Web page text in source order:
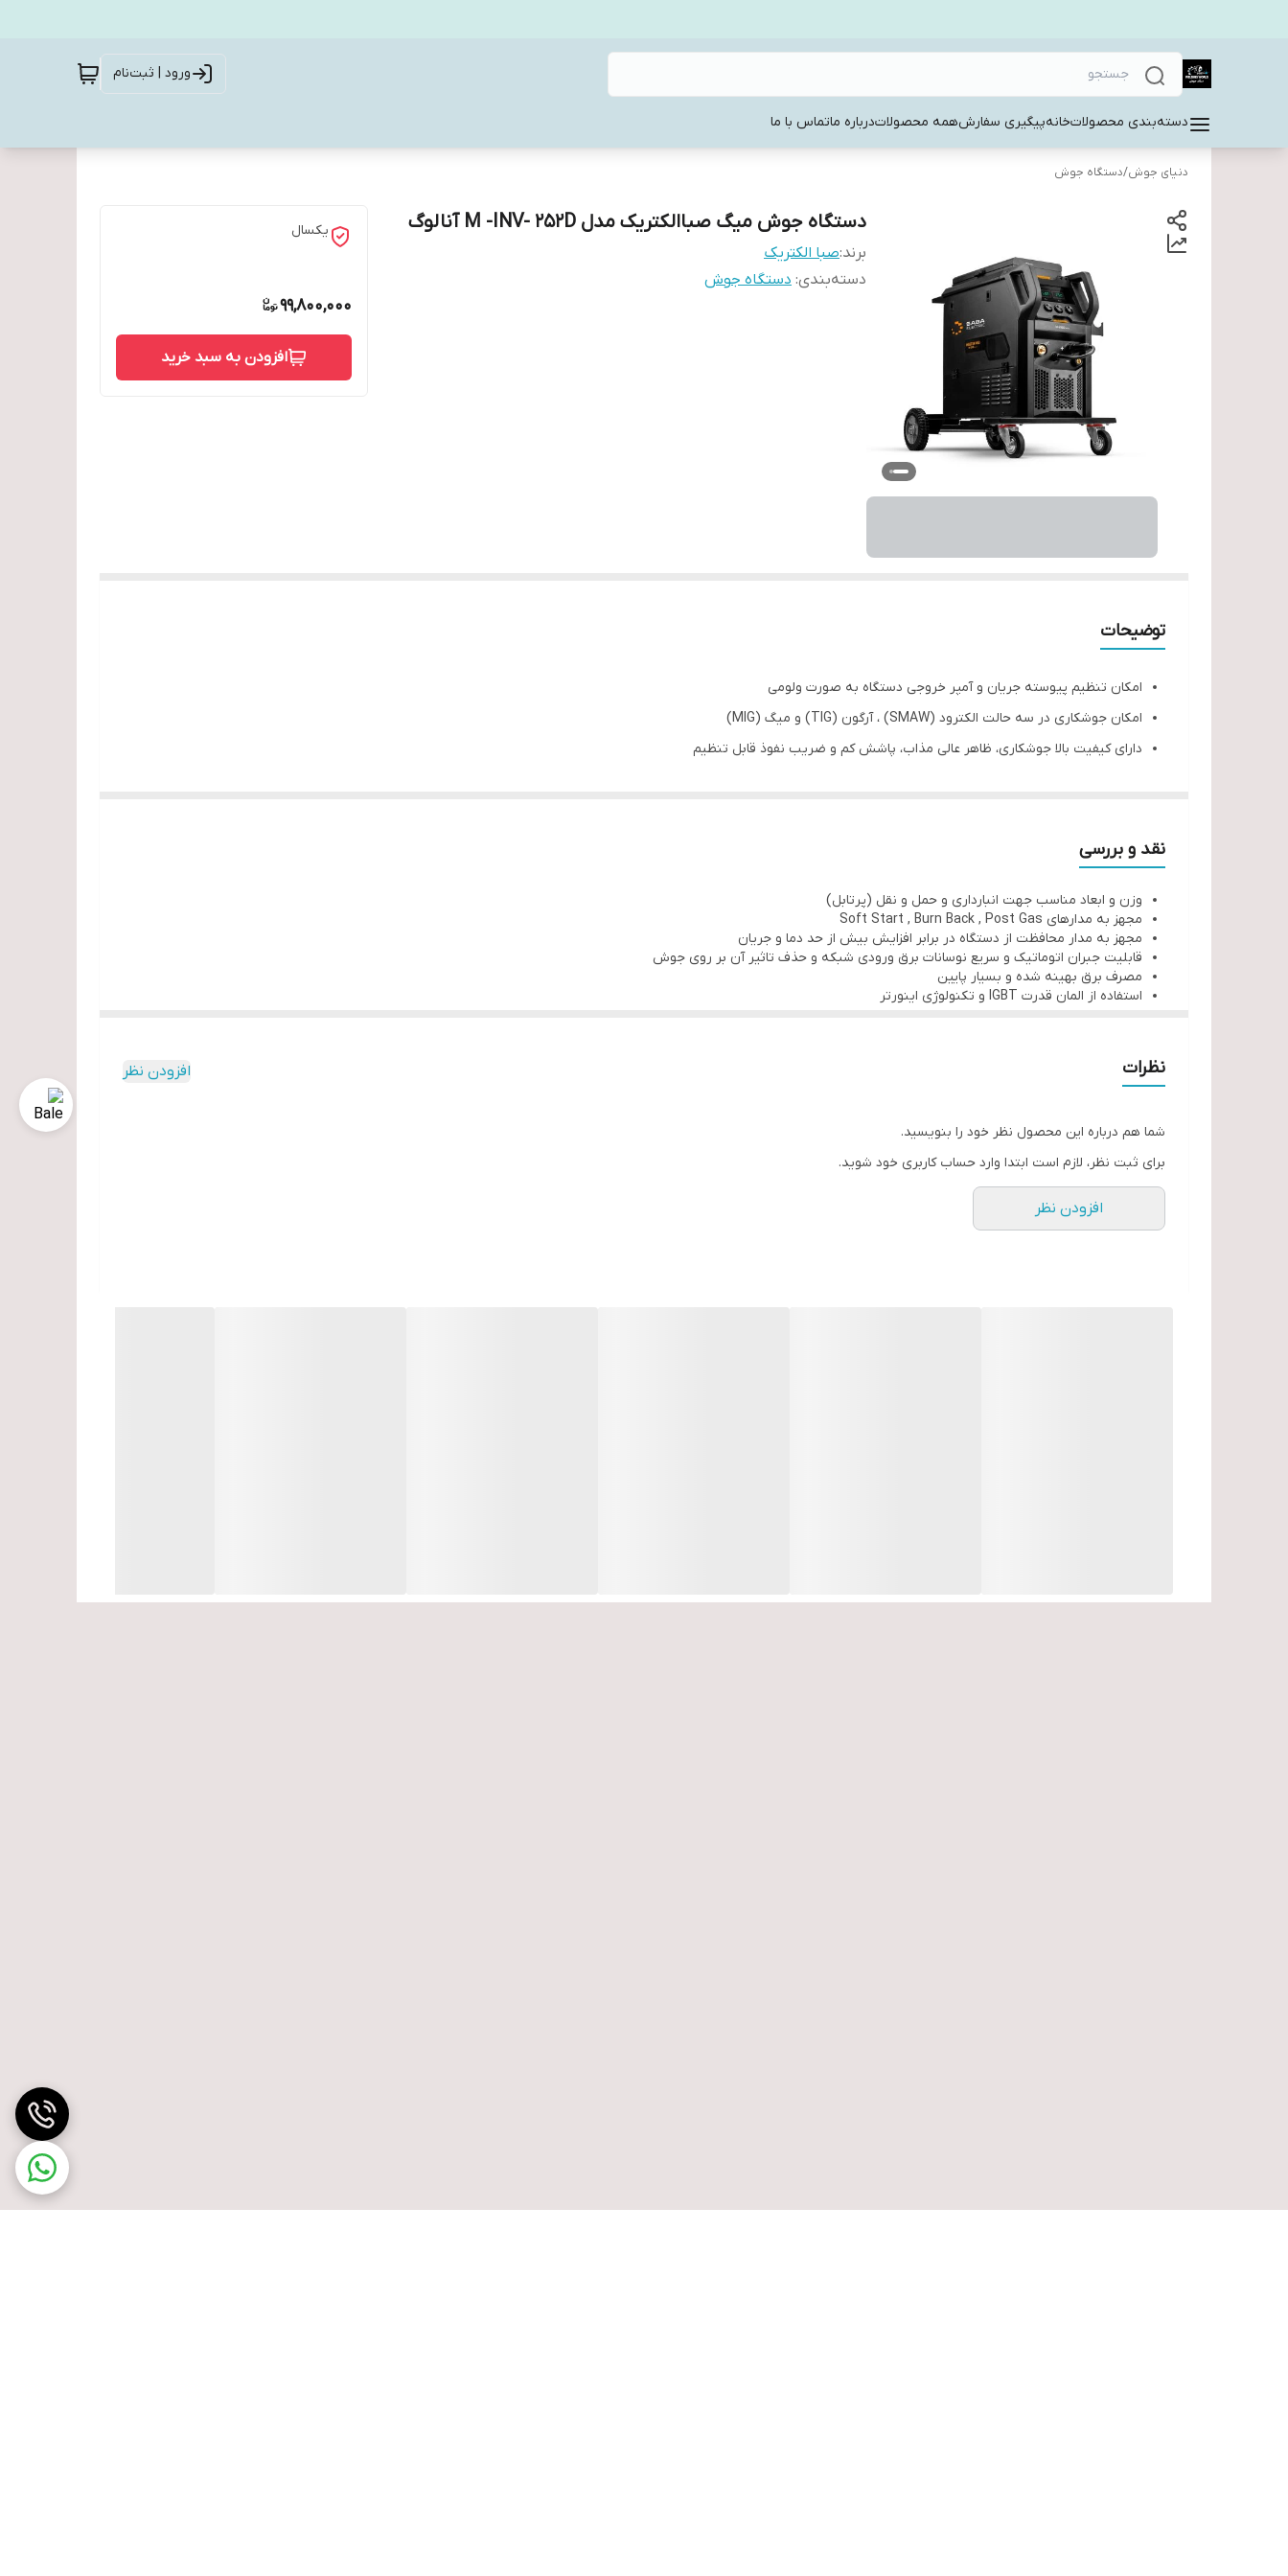
ورود | ثبت‌نام
دسته‌بندی محصولاتخانهپیگیری سفارشهمه محصولاتدرباره ماتماس با ما
دنیای جوش/دستگاه جوش
دستگاه جوش میگ صباالکتریک مدل M -INV- 252D آنالوگ
برند:صبا الکتریک
دسته‌بندی: دستگاه جوش
یکسال
99,800,000
افزودن به سبد خرید
توضیحات
امکان تنظیم پیوسته جریان و آمپر خروجی دستگاه به صورت ولومی
امکان جوشکاری در سه حالت الکترود (SMAW) ، آرگون (TIG) و میگ (MIG)
دارای کیفیت بالا جوشکاری، ظاهر عالی مذاب، پاشش کم و ضریب نفوذ قابل تنظیم
قابلیت کار با برق تکفاز
موتور کشنده پرقدرت سیم
قابلیت حمل کپسول با دستگاه
قابلیت بالا شیفت کاری (Heavy Duty Cycle)
مجهز به نمایشگر دیجیتال ولتاژ و جریان خروجی دستگاه
نقد و بررسی
وزن و ابعاد مناسب جهت انبارداری و حمل و نقل (پرتابل)
مجهز به مدارهای Soft Start , Burn Back , Post Gas
مجهز به مدار محافظت از دستگاه در برابر افزایش بیش از حد دما و جریان
قابلیت جبران اتوماتیک و سریع نوسانات برق ورودی شبکه و حذف تاثیر آن بر روی جوش
مصرف برق بهینه شده و بسیار پایین
استفاده از المان قدرت IGBT و تکنولوژی اینورتر
نظرات افزودن نظر
شما هم درباره این محصول نظر خود را بنویسید.
برای ثبت نظر، لازم است ابتدا وارد حساب کاربری خود شوید.
افزودن نظر